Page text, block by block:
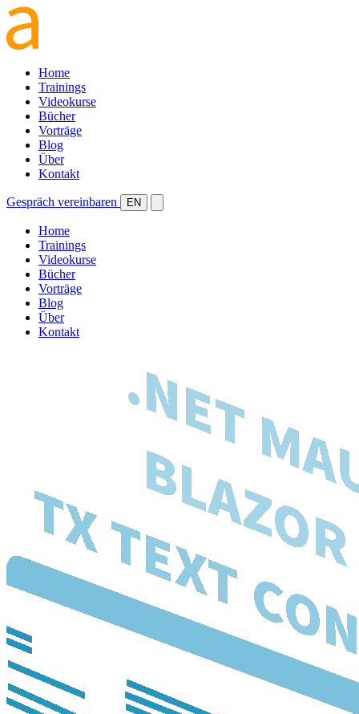
Home
Trainings
Videokurse
Bücher
Vorträge
Blog
Über
Kontakt
Gespräch vereinbaren EN
Home
Trainings
Videokurse
Bücher
Vorträge
Blog
Über
Kontakt